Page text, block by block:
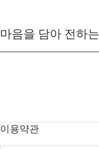
마음을 담아 전하
이용약관